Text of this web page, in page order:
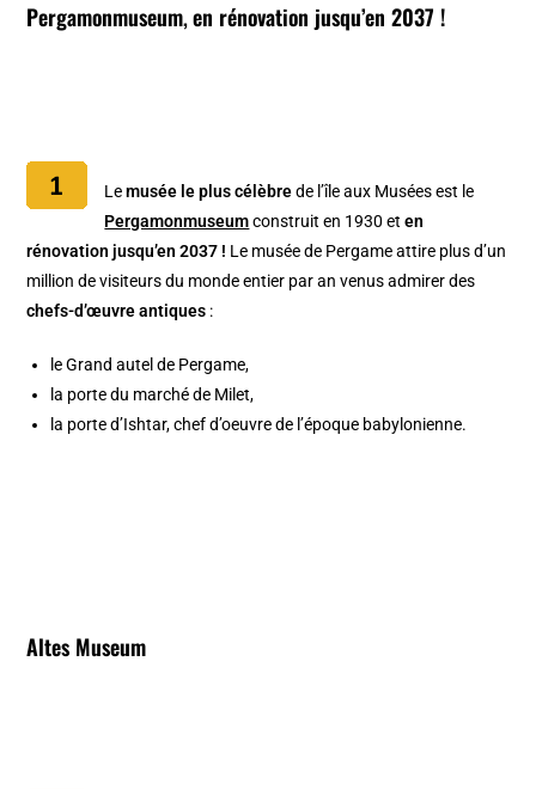
Pergamonmuseum,en rénovation jusqu’en 2037 !
Lemusée le plus célèbrede l’île aux Musées est le
Pergamonmuseumconstruit en 1930 eten
rénovation jusqu’en 2037 ! Le musée de Pergame attire plus d’un
million de visiteurs du monde entier par an venus admirer des
chefs-d’œuvre antiques :
le Grand autel de Pergame,
la porte du marché de Milet,
la porte d’Ishtar, chef d’oeuvre de l’époque babylonienne.
Altes Museum